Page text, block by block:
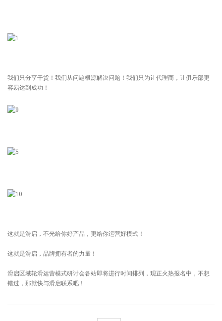
我们只分享干货！我们从问题根源解决问题！我们只为让代理商，让俱乐部更
容易达到成功！
这就是滑启，不光给你好产品，更给你运营好模式！
这就是滑启，品牌拥有者的力量！
滑启区域轮滑运营模式研讨会各站即将进行时间排列，现正火热报名中，不想
错过，那就快与滑启联系吧！